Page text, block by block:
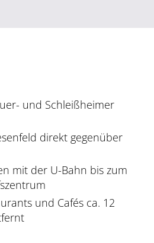
und Schleißheimer
direkt gegenüber
mit der U-Bahn bis zum
und Cafés ca. 12